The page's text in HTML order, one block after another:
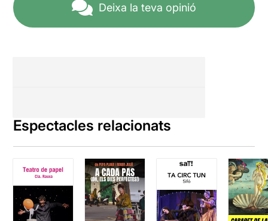
Deixa la teva opinió
Espectacles relacionats